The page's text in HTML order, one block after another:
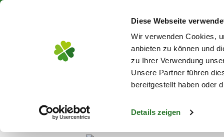
Diese Webseite
Wir verwenden Cookies,
anbieten zu können und
zu Ihrer Verwendung
Unsere Partner führen
bereitgestellt haben oder
Details zeigen
Blumen
Pflanzen Pflanzenschutz GLORIA